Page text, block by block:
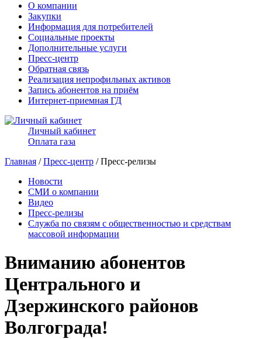
О компании
Закупки
Информация для потребителей
Социальные проекты
Дополнительные услуги
Пресс-центр
Обратная связь
Реализация непрофильных активов
Запись абонентов на приём
Интернет-приемная ГД
Личный кабинет
Оплата газа
Главная /Пресс-центр / Пресс-релизы
Новости
СМИ о компании
Видео
Пресс-релизы
Служба по связям с общественностью и средствам
массовой информации
Вниманию абонентов
Центрального и
Дзержинского районов
Волгограда!